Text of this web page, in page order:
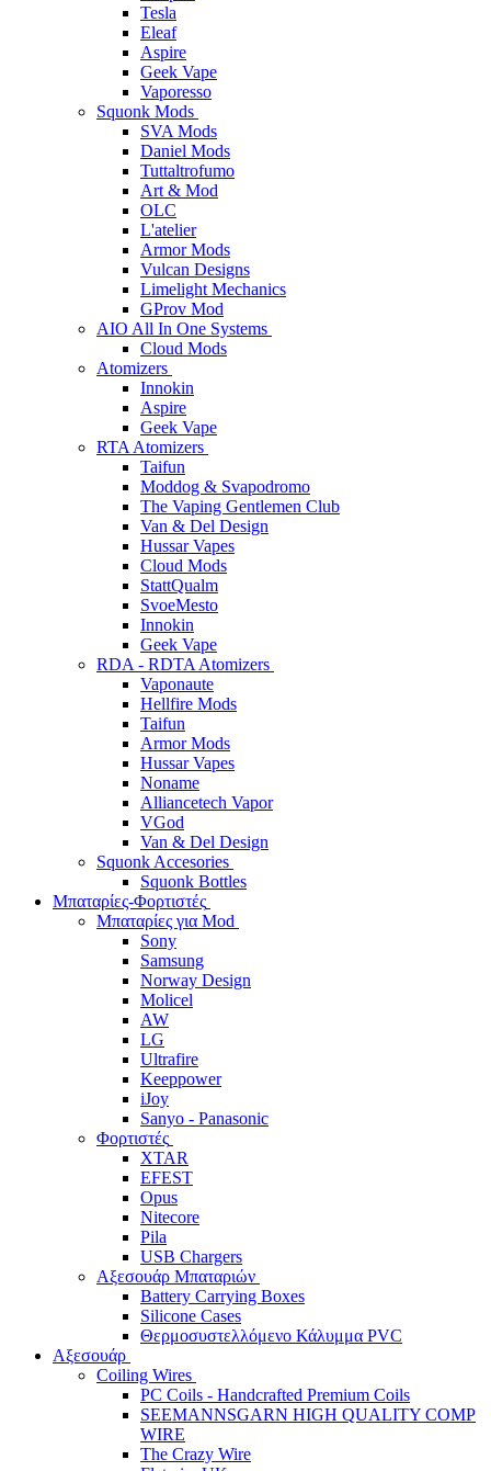
Tesla
Eleaf
Aspire
Geek Vape
Vaporesso
Squonk Mods
SVA Mods
Daniel Mods
Tuttaltrofumo
Art & Mod
OLC
L'atelier
Armor Mods
Vulcan Designs
Limelight Mechanics
GProv Mod
AIO All In One Systems
Cloud Mods
Atomizers
Innokin
Aspire
Geek Vape
RTA Atomizers
Taifun
Moddog & Svapodromo
The Vaping Gentlemen Club
Van & Del Design
Hussar Vapes
Cloud Mods
StattQualm
SvoeMesto
Innokin
Geek Vape
RDA - RDTA Atomizers
Vaponaute
Hellfire Mods
Taifun
Armor Mods
Hussar Vapes
Noname
Alliancetech Vapor
VGod
Van & Del Design
Squonk Accesories
Squonk Bottles
Μπαταρίες-Φορτιστές
Μπαταρίες για Mod
Sony
Samsung
Norway Design
Molicel
AW
LG
Ultrafire
Keeppower
iJoy
Sanyo - Panasonic
Φορτιστές
XTAR
EFEST
Opus
Nitecore
Pila
USB Chargers
Αξεσουάρ Μπαταριών
Battery Carrying Boxes
Silicone Cases
Θερμοσυστελλόμενο Κάλυμμα PVC
Αξεσουάρ
Coiling Wires
PC Coils - Handcrafted Premium Coils
SEEMANNSGARN HIGH QUALITY COMP
WIRE
The Crazy Wire